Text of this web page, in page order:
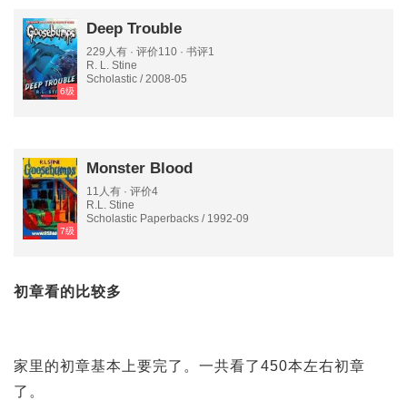
6级
Deep Trouble
229人有 · 评价110 · 书评1
R. L. Stine
Scholastic / 2008-05
7级
Monster Blood
11人有 · 评价4
R.L. Stine
Scholastic Paperbacks / 1992-09
初章看的比较多
家里的初章基本上要完了。一共看了450本左右初章
了。